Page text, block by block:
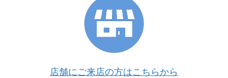
店舗にご来店の方はこちらから